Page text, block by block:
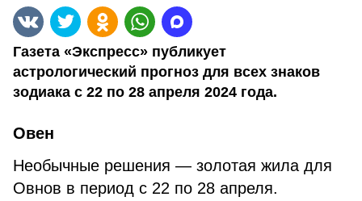
Газета «Экспресс» публикует
астрологический прогноз для всех знаков
зодиака с 22 по 28 апреля 2024 года.
Овен
Необычные решения — золотая жила для
Овнов в период с 22 по 28 апреля.